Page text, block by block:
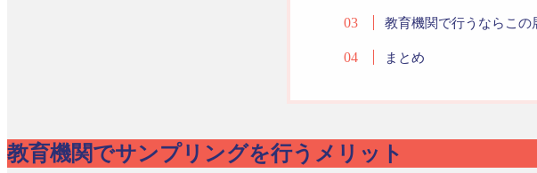
教育機関で行うならこの
まとめ
教育機関でサンプリングを行うメリット